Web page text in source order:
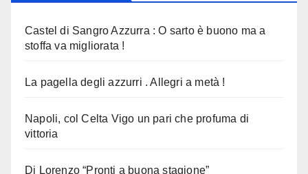
Castel di Sangro Azzurra : O sarto è buono ma a
stoffa va migliorata !
La pagella degli azzurri . Allegri a metà !
Napoli, col Celta Vigo un pari che profuma di
vittoria
Di Lorenzo “Pronti a buona stagione”